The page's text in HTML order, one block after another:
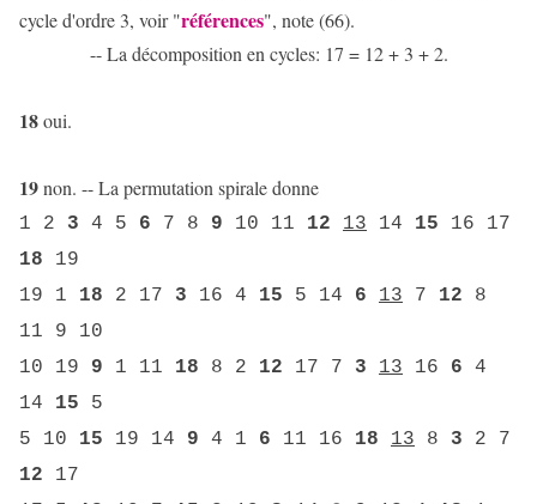
cycle d'ordre 3, voir "références", note (66).
-- La décomposition en cycles: 17 = 12 + 3 + 2.
18oui.
19non. -- La permutation spirale donne
1 2 3 4 5 6 7 8 9 10 11 12 13 14 15 16 17
18 19
19 1 18 2 17 3 16 4 15 5 14 6 13 7 12 8
11 9 10
10 19 9 1 11 18 8 2 12 17 7 3 13 16 6 4
14 15 5
5 10 15 19 14 9 4 1 6 11 16 18 13 8 3 2 7
12 17